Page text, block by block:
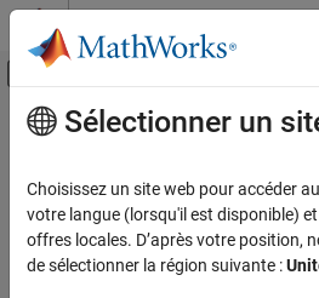
Passer au contenu
Activer/désactiver
Ressource
Contenu principal
Sélectionner un
Choisissez un site web pour accéder
votre langue (lorsqu'il est disponible)
offres locales. D’après votre position,
de sélectionner la région suivante :